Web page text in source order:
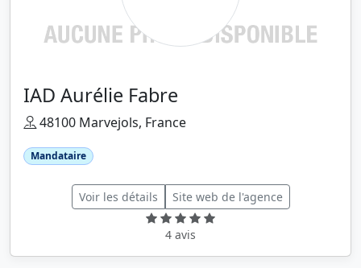
IAD Aurélie Fabre
48100 Marvejols, France
Mandataire
Voir les détails Site web de l'agence
4 avis